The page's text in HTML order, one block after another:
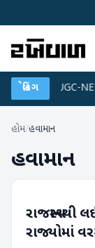
બ્રેકિંગ
UGC-NET પરીક્ષા
હોમ/હવામાન
હવામાન
હવામાન
રાજ્યોમાં